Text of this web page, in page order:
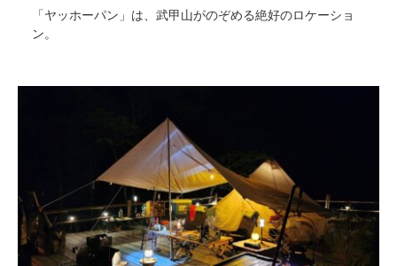
「ヤッホーパン」は、武甲山がのぞめる絶好のロケーショ
ン。